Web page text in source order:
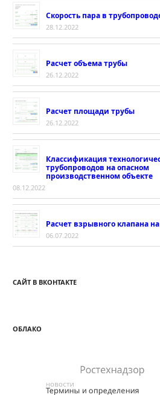
Скорость пара в
28.12.2022
Расчет объема трубы
26.12.2022
Расчет площади трубы
26.12.2022
Классификация
трубопроводов на опасном
производственном объекте
08.12.2022
Расчет взрывного клапана
06.07.2022
САЙТ В ВКОНТАКТЕ
ОБЛАКО